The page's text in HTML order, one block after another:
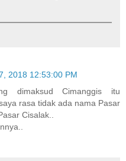
2018 12:53:00 PM
dimaksud Cimanggis itu
rasa tidak ada nama Pasar
Cisalak..